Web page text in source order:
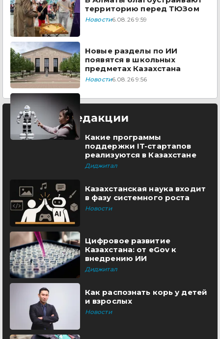
территорию перед ТЮЗом
Новости6.08.26 9:59
Новые разделы по ИИ
появятся в школьных
предметах Казахстана
Новости6.08.26 9:56
Выбор редакции
Какие программы
поддержки IT-стартапов
реализуются в Казахстане
Диджитал
Казахстанская наука входит
в фазу системного роста
Новости
Цифровое развитие
Казахстана: от eGov к
внедрению ИИ
Диджитал
Как распознать корь у детей
и взрослых
Новости